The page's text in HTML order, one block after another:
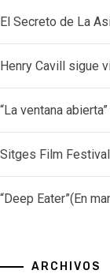
El Secreto de La
Henry Cavill sigue
“La ventana
Sitges Film
“Deep Eater”(En
ARCHIVOS